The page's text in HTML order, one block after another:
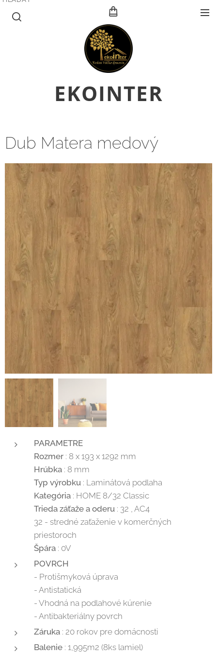
EKOINTER
Dub Matera medový
PARAMETRE
Rozmer : 8 x 193 x 1292 mm
Hrúbka : 8 mm
Typ výrobku : Laminátová podlaha
Kategória : HOME 8/32 Classic
Trieda záťaže a oderu : 32 , AC4
32 - stredné zaťaženie v komerčných
priestoroch
Špára : 0V
POVRCH
- Protišmyková úprava
- Antistatická
- Vhodná na podlahové kúrenie
- Antibakteriálny povrch
Záruka : 20 rokov pre domácnosti
Balenie : 1,995m2 (8ks lamiel)